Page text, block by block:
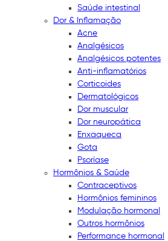
Saúde intestinal
Dor & Inflamação
Acne
Analgésicos
Analgésicos potentes
Anti-inflamatórios
Corticoides
Dermatológicos
Dor muscular
Dor neuropática
Enxaqueca
Gota
Psoríase
Hormônios & Saúde
Contraceptivos
Hormônios femininos
Modulação hormonal
Outros hormônios
Performance hormonal